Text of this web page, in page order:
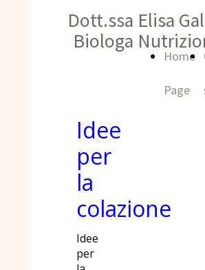
Dott.ssa Elisa
Biologa
Home
Page
Idee
per
la
colazione
Idee
per